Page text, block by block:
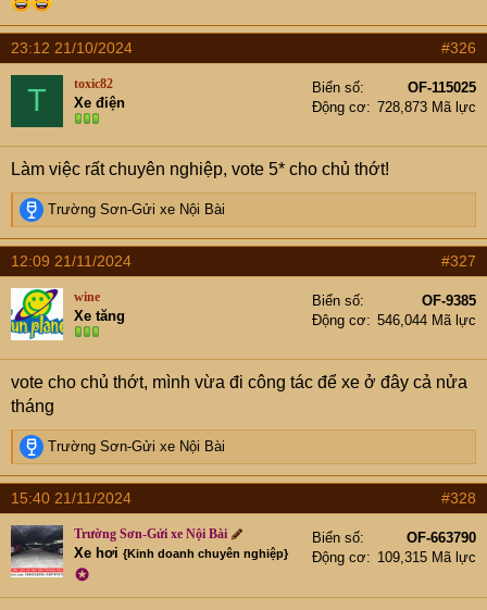
23:12 21/10/2024 #326
T toxic82
Xe điện
Biển số
OF-115025
Động cơ
728,873 Mã lực
Làm việc rất chuyên nghiệp, vote 5* cho chủ thớt!
R
e
a
c
t
i
o
n
s
:
Trường Sơn-Gửi xe Nội Bài
12:09 21/11/2024 #327
wine
Xe tăng
Biển số
OF-9385
Động cơ
546,044 Mã lực
vote cho chủ thớt, mình vừa đi công tác để xe ở đây cả nửa
tháng
R
e
a
c
t
i
o
n
s
Trường Sơn-Gửi xe Nội Bài
15:40 21/11/2024 #328
Trường Sơn-Gửi xe Nội Bài
Xe hơi {Kinh doanh chuyên nghiệp}
✪
Biển số
OF-663790
Động cơ
109,315 Mã lực